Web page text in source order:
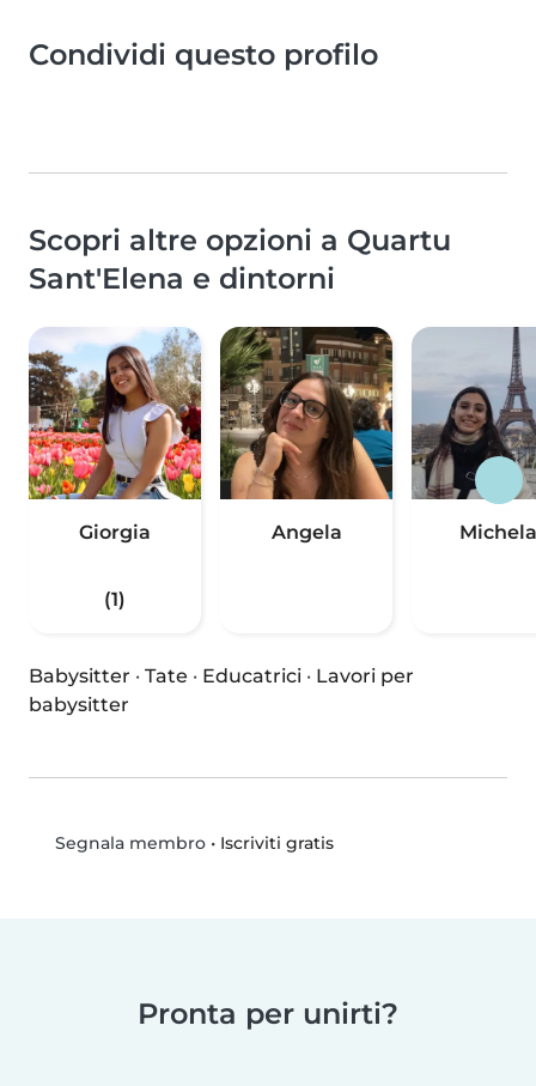
Condividi questo profilo
Scopri altre opzioni a Quartu
Sant'Elena e dintorni
Giorgia
(1)
Angela Michela
Babysitter · Tate · Educatrici · Lavori per
babysitter
Segnala membro• Iscriviti gratis
Pronta per unirti?